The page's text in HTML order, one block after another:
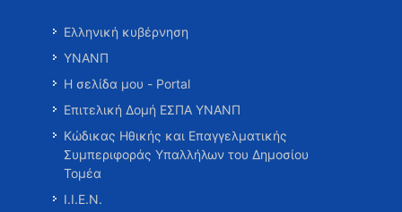
Ελληνική κυβέρνηση
ΥΝΑΝΠ
Η σελίδα μου - Portal
Επιτελική Δομή ΕΣΠΑ ΥΝΑΝΠ
Κώδικας Ηθικής και Επαγγελματικής
Συμπεριφοράς Υπαλλήλων του Δημοσίου
Τομέα
Ι.Ι.Ε.Ν.